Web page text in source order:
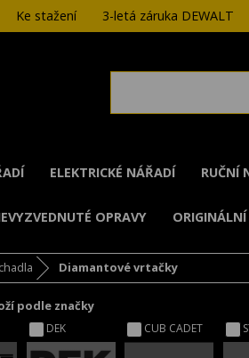
Ke stažení 3-letá záruka DEWALT
ELEKTRICKÉ NÁŘADÍ RUČNÍ
OPRAVY
Diamantové vrtačky
podle značky
DEK CUB CADET